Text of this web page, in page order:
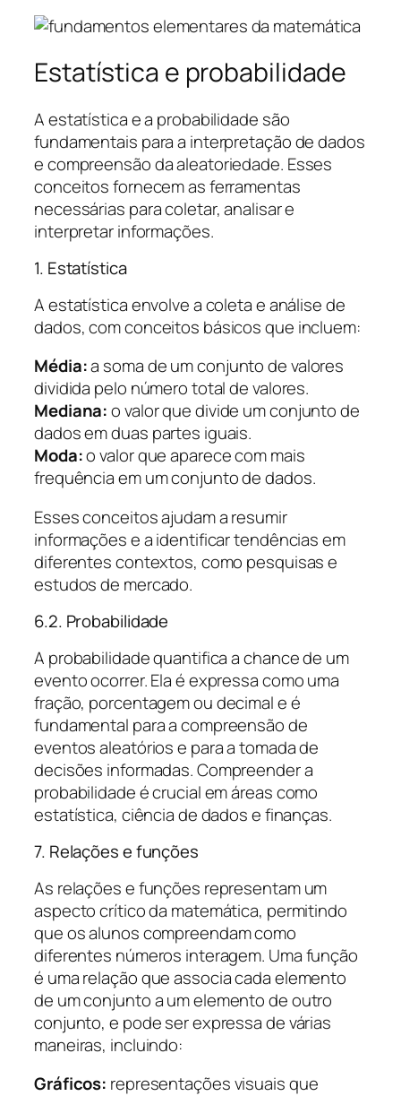
Estatística e probabilidade
A estatística e a probabilidade são
fundamentais para a interpretação de dados
e compreensão da aleatoriedade. Esses
conceitos fornecem as ferramentas
necessárias para coletar, analisar e
interpretar informações.
1. Estatística
A estatística envolve a coleta e análise de
dados, com conceitos básicos que incluem:
Média:a soma de um conjunto de valores
dividida pelo número total de valores.
Mediana:o valor que divide um conjunto de
dados em duas partes iguais.
Moda:o valor que aparece com mais
frequência em um conjunto de dados.
Esses conceitos ajudam a resumir
informações e a identificar tendências em
diferentes contextos, como pesquisas e
estudos de mercado.
6.2. Probabilidade
A probabilidade quantifica a chance de um
evento ocorrer. Ela é expressa como uma
fração, porcentagem ou decimal e é
fundamental para a compreensão de
eventos aleatórios e para a tomada de
decisões informadas. Compreender a
probabilidade é crucial em áreas como
estatística, ciência de dados e finanças.
7. Relações e funções
As relações e funções representam um
aspecto crítico da matemática, permitindo
que os alunos compreendam como
diferentes números interagem. Uma função
é uma relação que associa cada elemento
de um conjunto a um elemento de outro
conjunto, e pode ser expressa de várias
maneiras, incluindo:
Gráficos: representações visuais que